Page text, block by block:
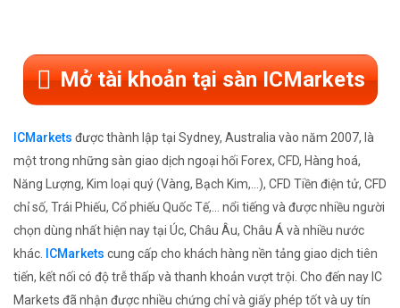
Mở tài khoản tại sàn ICMarkets
ICMarkets được thành lập tại Sydney, Australia vào năm 2007, là
một trong những sàn giao dịch ngoại hối Forex, CFD, Hàng hoá,
Năng Lượng, Kim loại quý (Vàng, Bạch Kim,...), CFD Tiền điện tử, CFD
chỉ số, Trái Phiếu, Cổ phiếu Quốc Tế,... nổi tiếng và được nhiều người
chọn dùng nhất hiện nay tại Úc, Châu Âu, Châu Á và nhiều nước
khác. ICMarkets cung cấp cho khách hàng nền tảng giao dịch tiên
tiến, kết nối có độ trễ thấp và thanh khoản vượt trội. Cho đến nay IC
Markets đã nhận được nhiều chứng chỉ và giấy phép tốt và uy tín